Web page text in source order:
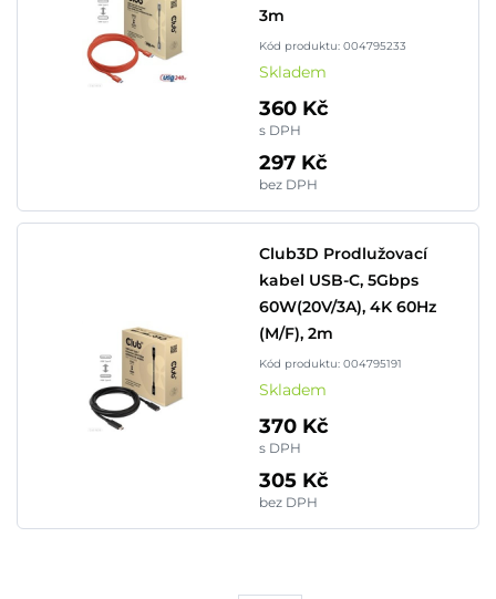
3m
Kód produktu: 004795233
Skladem
360 Kč
s DPH
297 Kč
bez DPH
Club3D Prodlužovací
kabel USB-C, 5Gbps
60W(20V/3A), 4K 60Hz
(M/F), 2m
Kód produktu: 004795191
Skladem
370 Kč
s DPH
305 Kč
bez DPH